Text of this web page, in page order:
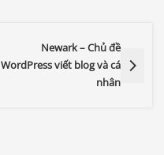
Newark – Chủ đề
WordPress viết blog và cá
nhân